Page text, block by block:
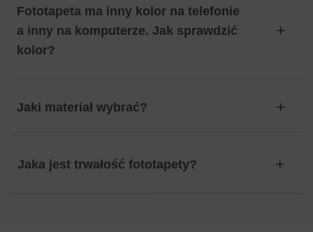
Fototapeta ma inny kolor na telefonie
a inny na komputerze. Jak sprawdzić
kolor?
Jaki materiał wybrać?
Jaka jest trwałość fototapety?